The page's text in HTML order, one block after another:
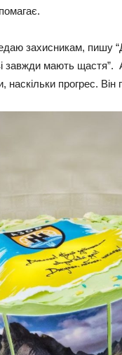
захисникам, пишу
завжди мають щастя”.
наскільки прогрес. Він